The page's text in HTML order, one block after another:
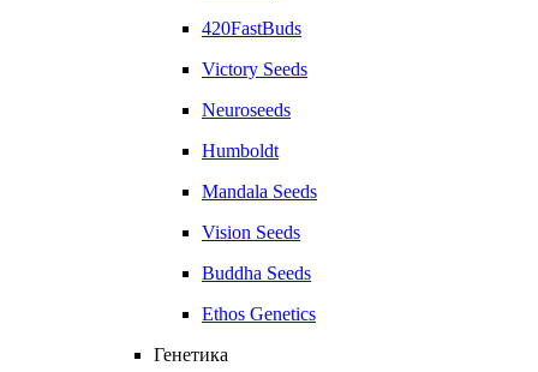
420FastBuds
Victory Seeds
Neuroseeds
Humboldt
Mandala Seeds
Vision Seeds
Buddha Seeds
Ethos Genetics
Генетика